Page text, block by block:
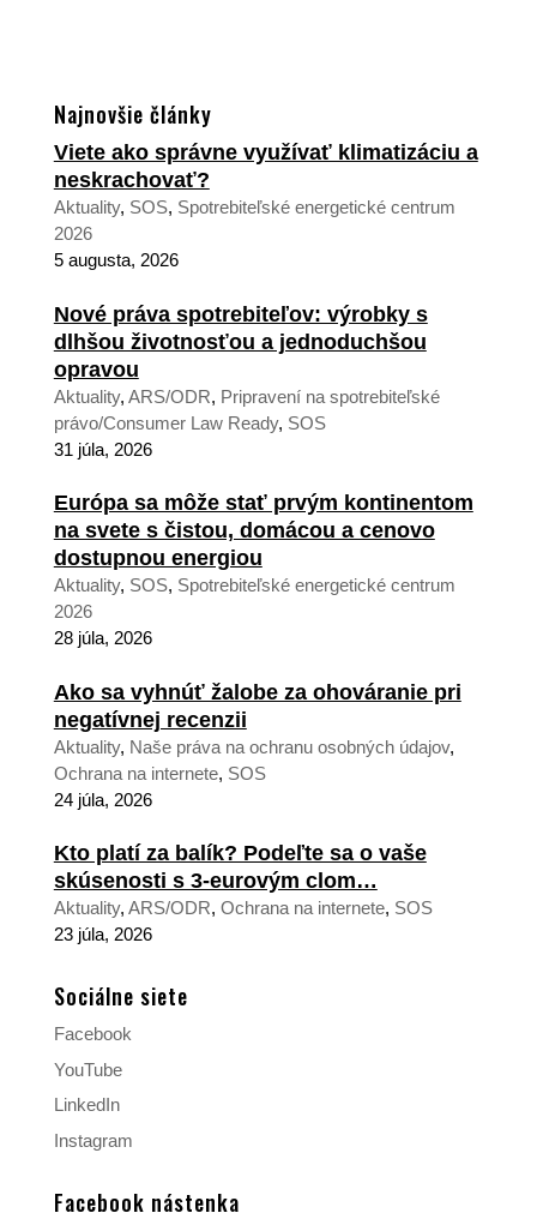
Najnovšie články
Viete ako správne využívať klimatizáciu a
neskrachovať?
Aktuality, SOS, Spotrebiteľské energetické centrum
2026
5 augusta, 2026
Nové práva spotrebiteľov: výrobky s
dlhšou životnosťou a jednoduchšou
opravou
Aktuality, ARS/ODR, Pripravení na spotrebiteľské
právo/Consumer Law Ready, SOS
31 júla, 2026
Európa sa môže stať prvým kontinentom
na svete s čistou, domácou a cenovo
dostupnou energiou
Aktuality, SOS, Spotrebiteľské energetické centrum
2026
28 júla, 2026
Ako sa vyhnúť žalobe za ohováranie pri
negatívnej recenzii
Aktuality, Naše práva na ochranu osobných údajov,
Ochrana na internete, SOS
24 júla, 2026
Kto platí za balík? Podeľte sa o vaše
skúsenosti s 3-eurovým clom…
Aktuality, ARS/ODR, Ochrana na internete, SOS
23 júla, 2026
Sociálne siete
Facebook
YouTube
LinkedIn
Instagram
Facebook nástenka